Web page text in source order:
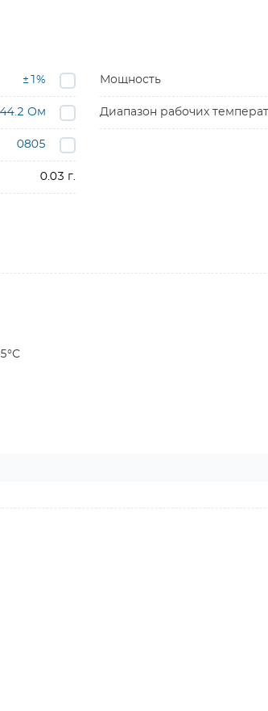
±1%
44.2 Ом
Мощность
Диапазон рабочих
0805
0.03 г.